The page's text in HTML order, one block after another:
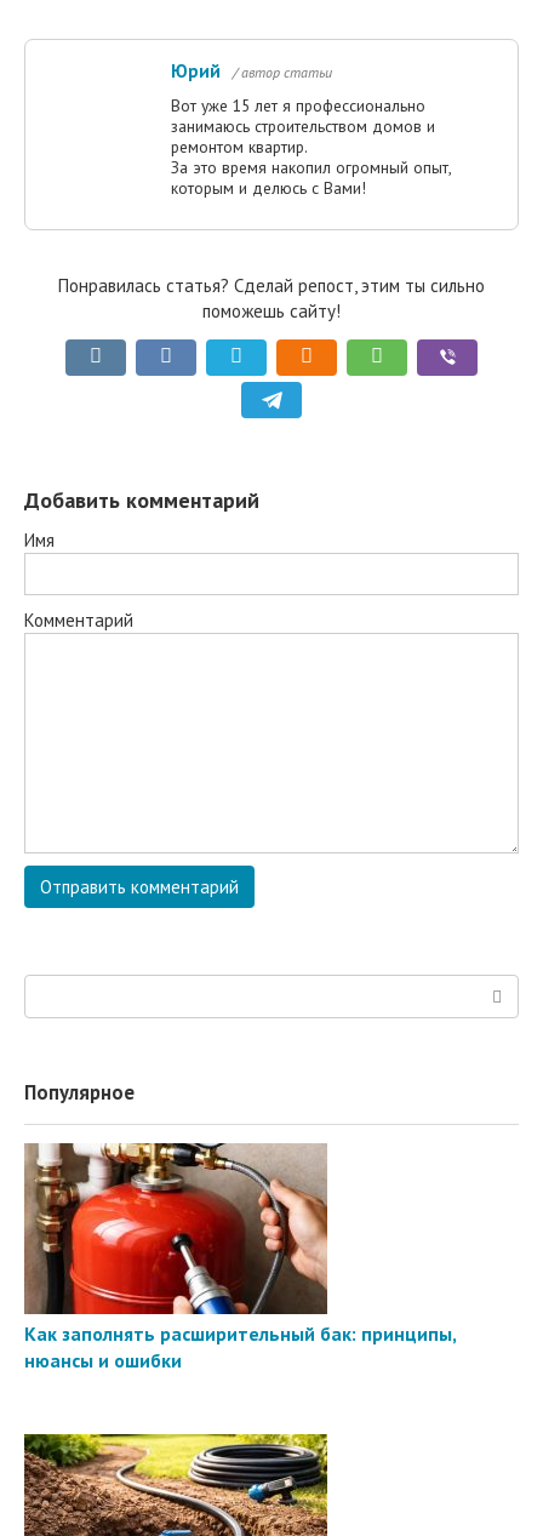
Юрий / автор статьи
Вот уже 15 лет я профессионально
занимаюсь строительством домов и
ремонтом квартир.
За это время накопил огромный опыт,
которым и делюсь с Вами!
Понравилась статья? Сделай репост, этим ты сильно
поможешь сайту!
Добавить комментарий
Имя
Комментарий
Поиск:
Популярное
Как заполнять расширительный бак: принципы,
нюансы и ошибки